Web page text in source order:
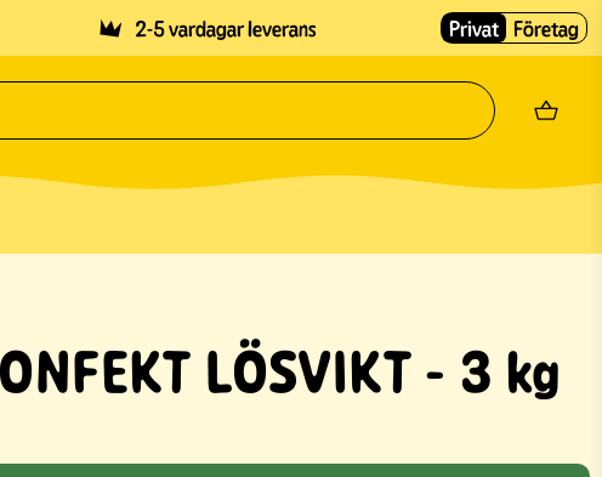
2-5 vardagar leverans Privat Företag
LÖSVIKT - 3 kg